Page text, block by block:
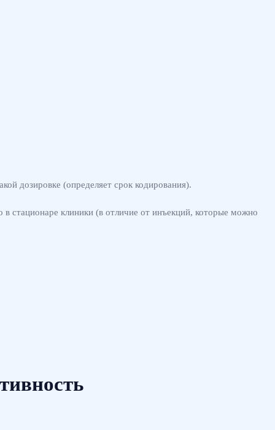
дозировке (определяет срок кодирования).
стационаре клиники (в отличие от инъекций, которые можно